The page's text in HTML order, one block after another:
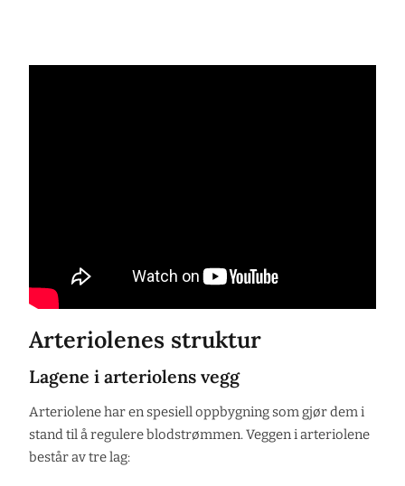
Arteriolenes struktur
Lagene i arteriolens vegg
Arteriolene har en spesiell oppbygning som gjør dem i
stand til å regulere blodstrømmen. Veggen i arteriolene
består av tre lag: